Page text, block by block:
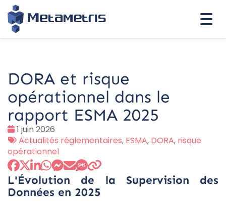
DORA et risque
opérationnel dans le
rapport ESMA 2025
Date
:
1 juin 2026
Tags
:
Actualités réglementaires, ESMA, DORA, risque
opérationnel
L'Évolution de la Supervision des
Données en 2025